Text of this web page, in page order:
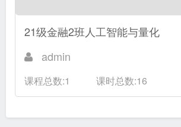
21级金融2班人工智能与量化
admin
课程总数:1 课时总数:16